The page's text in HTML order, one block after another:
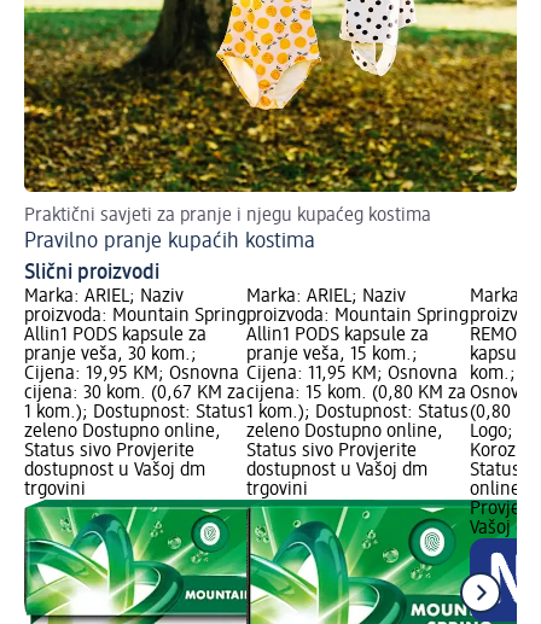
Praktični savjeti za pranje i njegu kupaćeg kostima
Pravilno pranje kupaćih kostima
Slični proizvodi
Marka: ARIEL; Naziv
proizvoda: Mountain Spring
Allin1 PODS kapsule za
pranje veša, 30 kom.;
Cijena: 19,95 KM; Osnovna
cijena: 30 kom. (0,67 KM za
1 kom.); Dostupnost: Status
zeleno Dostupno online,
Status sivo Provjerite
dostupnost u Vašoj dm
trgovini
Marka: ARIEL; Naziv
proizvoda: Mountain Spring
Allin1 PODS kapsule za
pranje veša, 15 kom.;
Cijena: 11,95 KM; Osnovna
cijena: 15 kom. (0,80 KM za
1 kom.); Dostupnost: Status
zeleno Dostupno online,
Status sivo Provjerite
dostupnost u Vašoj dm
trgovini
Marka:
kapsule
kom.;
(0,80
Logo;
Status
online,
Vašoj